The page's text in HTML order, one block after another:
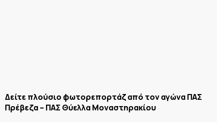
Δείτε πλούσιο φωτορεπορτάζ από τον αγώνα ΠΑΣ
Πρέβεζα – ΠΑΣ Θύελλα Μοναστηρακίου